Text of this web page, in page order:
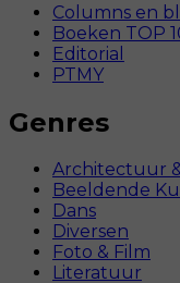
Columns en
Boeken TOP
Editorial
PTMY
Genres
Architectuur
Beeldende
Dans
Diversen
Foto & Film
Literatuur